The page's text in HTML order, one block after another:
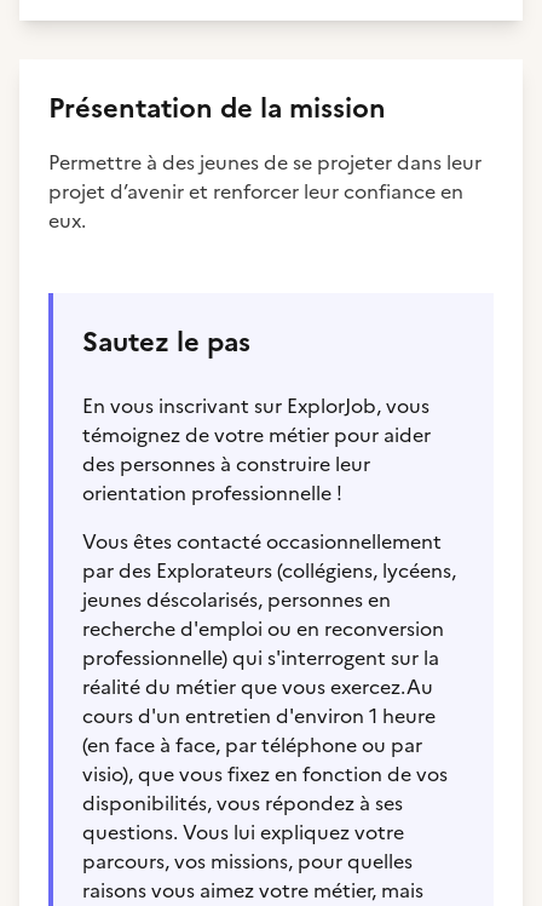
Présentation de la mission
Permettre à des jeunes de se projeter dans leur
projet d’avenir et renforcer leur confiance en
eux.
Sautez le pas
En vous inscrivant sur ExplorJob, vous
témoignez de votre métier pour aider
des personnes à construire leur
orientation professionnelle !
Vous êtes contacté occasionnellement
par des Explorateurs (collégiens, lycéens,
jeunes déscolarisés, personnes en
recherche d'emploi ou en reconversion
professionnelle) qui s'interrogent sur la
réalité du métier que vous exercez.Au
cours d'un entretien d'environ 1 heure
(en face à face, par téléphone ou par
visio), que vous fixez en fonction de vos
disponibilités, vous répondez à ses
questions. Vous lui expliquez votre
parcours, vos missions, pour quelles
raisons vous aimez votre métier, mais